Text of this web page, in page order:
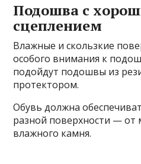
Подошва с
сцеплением
Влажные и скользкие
особого внимания к
подойдут подошвы из
протектором.
Обувь должна
разной поверхности — от
влажного камня.